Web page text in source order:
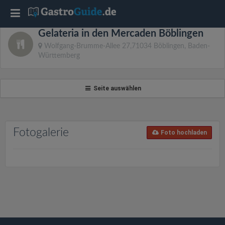
Gelateria in den Mercaden Böblingen
Wolfgang-Brumme-Allee 27,71034 Böblingen, Baden-
Württemberg
Seite auswählen
Fotogalerie Foto hochladen
T
o